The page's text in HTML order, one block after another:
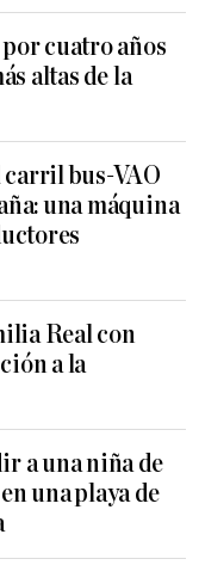
cuatro años
altas de la
carril bus-VAO
una máquina
Real con
a la
a una niña de
una playa de